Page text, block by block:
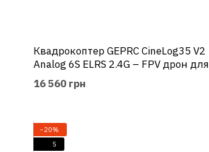
Квадрокоптер GEPRC CineLog35 V2
Analog 6S ELRS 2.4G – FPV дрон для
съемок
16 560 грн
−20%
5